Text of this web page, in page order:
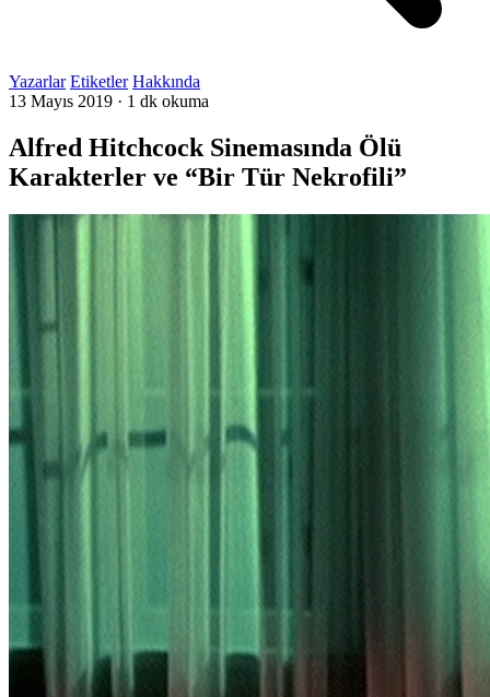
Yazarlar Etiketler Hakkında
13 Mayıs 2019 · 1 dk okuma
Alfred Hitchcock Sinemasında Ölü
Karakterler ve “Bir Tür Nekrofili”